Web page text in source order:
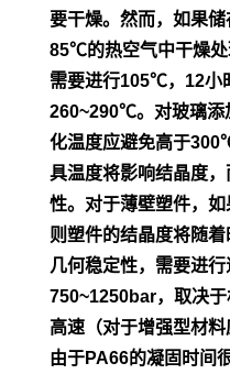
要干燥。然而，如果
85℃的热空气中干燥处
需要进行105℃，12小
260~290℃。对玻璃
化温度应避免高于
具温度将影响结晶度
性。对于薄壁塑件，如
则塑件的结晶度将随
几何稳定性，需要进行
750~1250bar，取决于
高速（对于增强型材料
由于PA66的凝固时间